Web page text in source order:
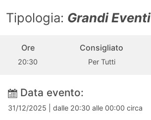
Tipologia: Grandi Eventi
Ore
20:30
Consigliato
Per Tutti
Data evento:
31/12/2025 | dalle 20:30 alle 00:00 circa